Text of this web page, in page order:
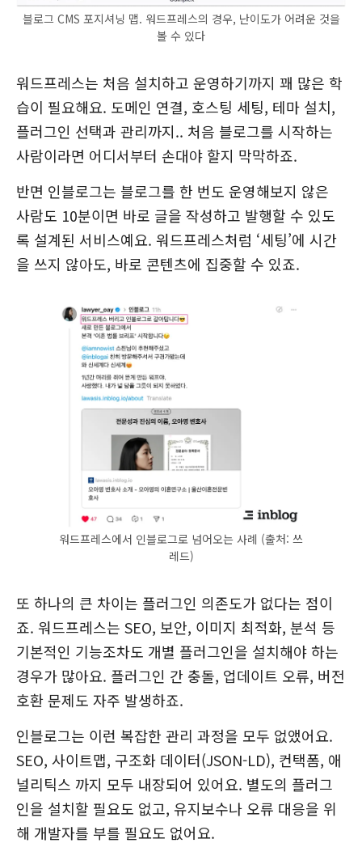
블로그 CMS 포지셔닝 맵. 워드프레스의 경우, 난이도가 어려운 것을
볼 수 있다
워드프레스는 처음 설치하고 운영하기까지 꽤 많은 학
습이 필요해요. 도메인 연결, 호스팅 세팅, 테마 설치,
플러그인 선택과 관리까지.. 처음 블로그를 시작하는
사람이라면 어디서부터 손대야 할지 막막하죠.
반면 인블로그는 블로그를 한 번도 운영해보지 않은
사람도 10분이면 바로 글을 작성하고 발행할 수 있도
록 설계된 서비스예요. 워드프레스처럼 ‘세팅’에 시간
을 쓰지 않아도, 바로 콘텐츠에 집중할 수 있죠.
워드프레스에서 인블로그로 넘어오는 사례 (출처: 쓰
레드)
또 하나의 큰 차이는 플러그인 의존도가 없다는 점이
죠. 워드프레스는 SEO, 보안, 이미지 최적화, 분석 등
기본적인 기능조차도 개별 플러그인을 설치해야 하는
경우가 많아요. 플러그인 간 충돌, 업데이트 오류, 버전
호환 문제도 자주 발생하죠.
인블로그는 이런 복잡한 관리 과정을 모두 없앴어요.
SEO, 사이트맵, 구조화 데이터(JSON-LD), 컨택폼, 애
널리틱스 까지 모두 내장되어 있어요. 별도의 플러그
인을 설치할 필요도 없고, 유지보수나 오류 대응을 위
해 개발자를 부를 필요도 없어요.